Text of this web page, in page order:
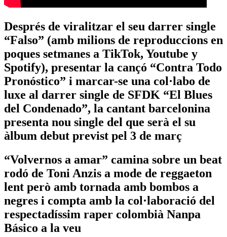
Després de viralitzar el seu darrer single
“Falso” (amb milions de reproduccions en
poques setmanes a TikTok, Youtube y
Spotify), presentar la cançó “Contra Todo
Pronóstico” i marcar-se una col·labo de
luxe al darrer single de SFDK “El Blues
del Condenado”, la cantant barcelonina
presenta nou single del que serà el su
àlbum debut previst pel 3 de març
“Volvernos a amar” camina sobre un beat
rodó de Toni Anzis a mode de reggaeton
lent però amb tornada amb bombos a
negres i compta amb la col·laboració del
respectadíssim raper colombià Nanpa
Básico a la veu